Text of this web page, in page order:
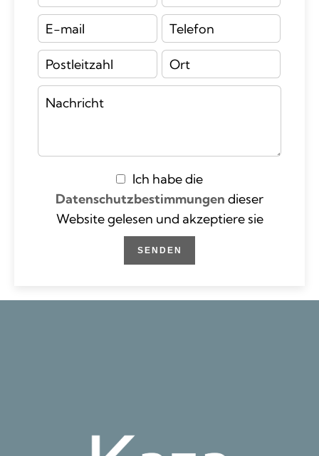
Ich habe die
Datenschutzbestimmungen dieser
Website gelesen und akzeptiere sie
SENDEN